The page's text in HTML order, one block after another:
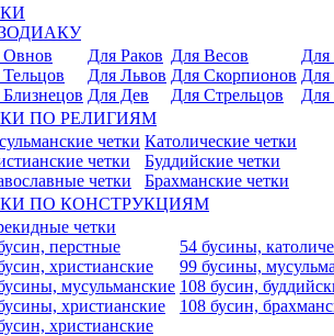
Овнов
Для Раков
Для Львов
Для Дев
Для Весов
Для Скорпионов
Для Стрельцов
Для
Для
ПО РЕЛИГИЯМ
четки
четки
четки
Католические четки
Буддийские четки
Брахманские четки
ПО КОНСТРУКЦИЯМ
четки
перстные
христианские
мусульманские
христианские
христианские
54 бусины,
99 бусины,
108 бусин,
108 бусин,